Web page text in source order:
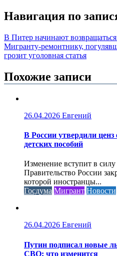
Навигация по
В Питер начинают
Мигранту-ремонтнику,
грозит уголовная статья
Похожие записи
26.04.2026 Евгений
В России утвердили ценз
детских пособий
Изменение вступит в силу
Правительство России
которой иностранцы...
Госдума Мигрант Новости
26.04.2026 Евгений
Путин подписал новые
СВО: что изменится